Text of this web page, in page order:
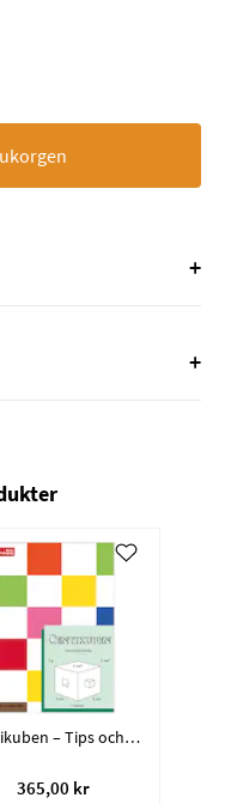
+
+
Centikuben – Tips och idéer
365,00 kr